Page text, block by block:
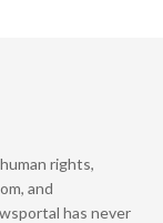
rights,
and
has never